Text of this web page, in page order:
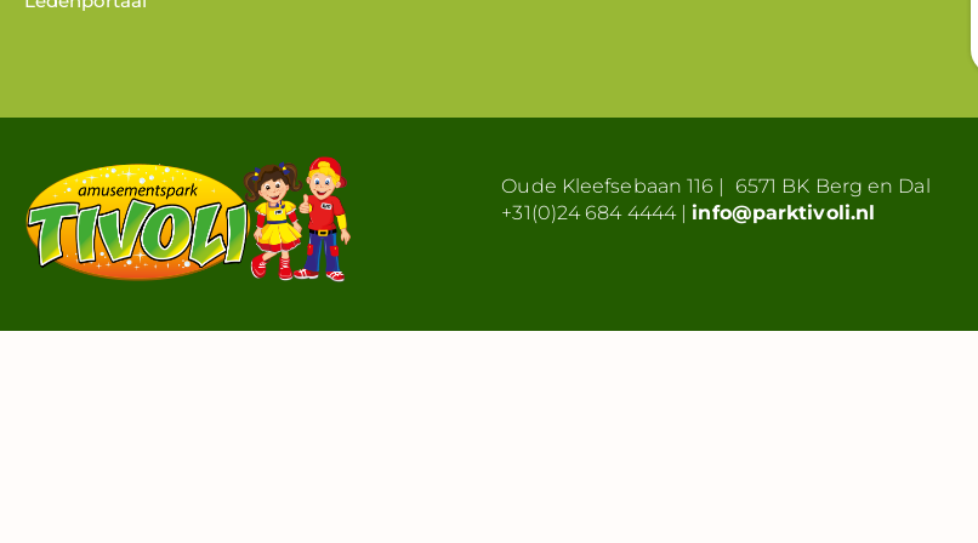
Oude Kleefsebaan 116 | 6571 BK Berg en Dal
+31(0)24 684 4444 |info@parktivoli.nl